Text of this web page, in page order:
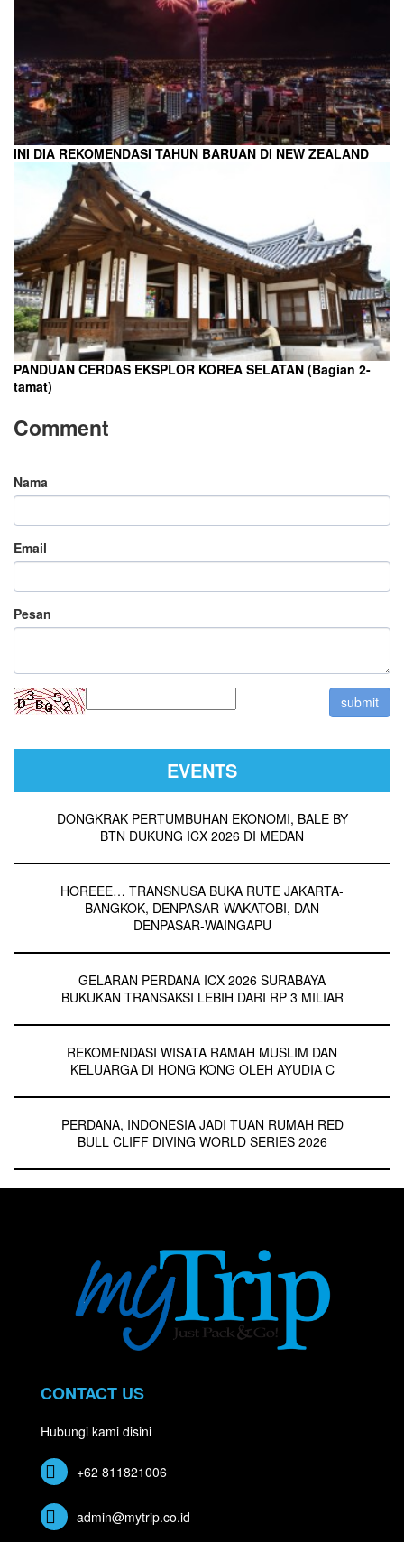
INI DIA REKOMENDASI TAHUN BARUAN DI NEW ZEALAND
PANDUAN CERDAS EKSPLOR KOREA SELATAN (Bagian 2-
tamat)
Comment
Nama
Email
Pesan
EVENTS
DONGKRAK PERTUMBUHAN EKONOMI, BALE BY
BTN DUKUNG ICX 2026 DI MEDAN
HOREEE… TRANSNUSA BUKA RUTE JAKARTA-
BANGKOK, DENPASAR-WAKATOBI, DAN
DENPASAR-WAINGAPU
GELARAN PERDANA ICX 2026 SURABAYA
BUKUKAN TRANSAKSI LEBIH DARI RP 3 MILIAR
REKOMENDASI WISATA RAMAH MUSLIM DAN
KELUARGA DI HONG KONG OLEH AYUDIA C
PERDANA, INDONESIA JADI TUAN RUMAH RED
BULL CLIFF DIVING WORLD SERIES 2026
CONTACT US
Hubungi kami disini
+62 811821006
admin@mytrip.co.id